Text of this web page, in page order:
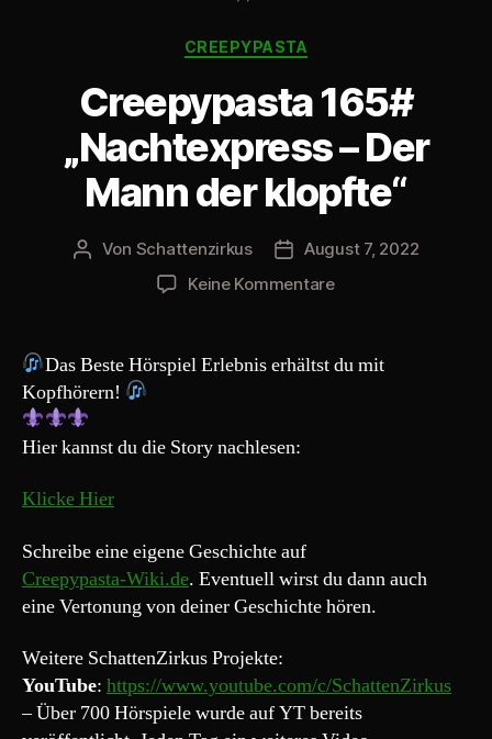
Kategorien
CREEPYPASTA
Creepypasta 165#
„Nachtexpress – Der
Mann der klopfte“
Beitragsautor
Von Schattenzirkus Beitragsdatum
August 7, 2022
Keine Kommentarezu
„Nachtexpress
Das Beste Hörspiel Erlebnis erhältst du mit
Kopfhörern!
Hier kannst du die Story nachlesen:
Klicke Hier
Schreibe eine eigene Geschichte auf
Creepypasta-Wiki.de. Eventuell wirst du dann auch
eine Vertonung von deiner Geschichte hören.
Weitere SchattenZirkus Projekte:
YouTube: https://www.youtube.com/c/SchattenZirkus
– Über 700 Hörspiele wurde auf YT bereits